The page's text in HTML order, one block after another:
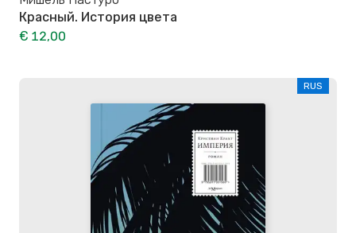
Красный. История цвета
€ 12,00
RUS